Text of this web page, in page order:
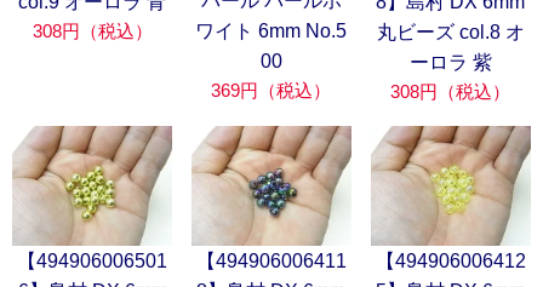
308円（税込）
ワイト 6mm No.5
00
369円（税込）
丸ビーズ col.8 オ
ーロラ 紫
308円（税込）
【494906006501
【494906006411
【494906006412